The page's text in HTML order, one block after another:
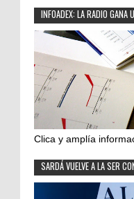
INFOADEX: LA RADIO GANA
Clica y amplía
SARDÁ VUELVE A LA SER